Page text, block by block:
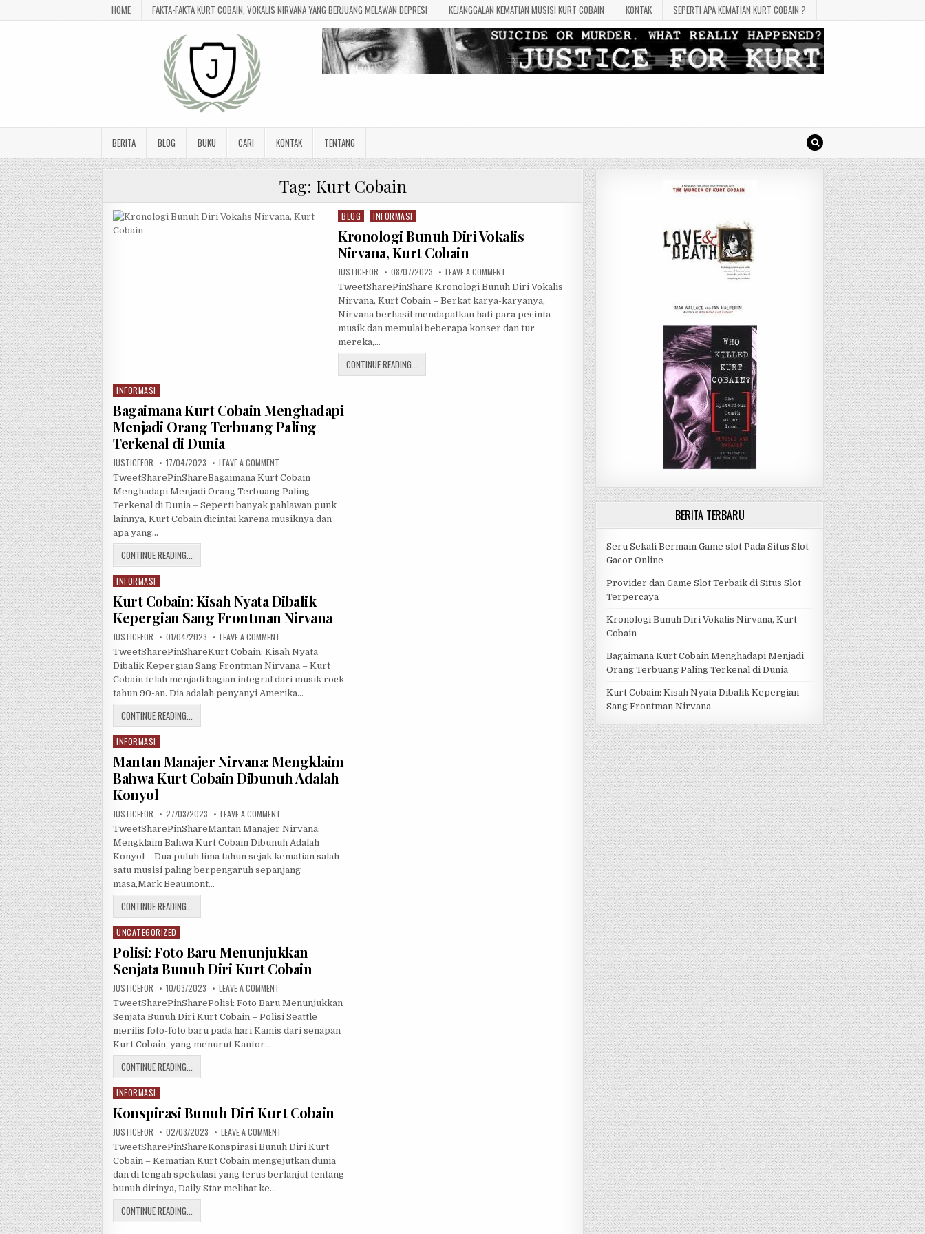
HOME FAKTA-FAKTA KURT COBAIN, VOKALIS NIRVANA YANG BERJUANG MELAWAN DEPRESI KEJANGGALAN KEMATIAN MUSISI KURT COBAIN KONTAK SEPERTI APA KEMATIAN KURT COBAIN ?
BERITA BLOG BUKU CARI KONTAK TENTANG
Tag: Kurt Cobain
P
o
s
t
e
d
i
n
BLOG INFORMASI
Kronologi Bunuh Diri Vokalis
Nirvana, Kurt Cobain
JUSTICEFOR 08/07/2023 LEAVE A COMMENT
TweetSharePinShare Kronologi Bunuh Diri Vokalis
Nirvana, Kurt Cobain – Berkat karya-karyanya,
Nirvana berhasil mendapatkan hati para pecinta
musik dan memulai beberapa konser dan tur
mereka,…
CONTINUE READING...
o
s
t
e
d
i
n
INFORMASI
Bagaimana Kurt Cobain Menghadapi
Menjadi Orang Terbuang Paling
Terkenal di Dunia
JUSTICEFOR 17/04/2023 LEAVE A COMMENT
TweetSharePinShareBagaimana Kurt Cobain
Menghadapi Menjadi Orang Terbuang Paling
Terkenal di Dunia – Seperti banyak pahlawan punk
lainnya, Kurt Cobain dicintai karena musiknya dan
apa yang…
CONTINUE READING...
o
s
t
e
d
i
n
INFORMASI
Kurt Cobain: Kisah Nyata Dibalik
Kepergian Sang Frontman Nirvana
JUSTICEFOR 01/04/2023 LEAVE A COMMENT
TweetSharePinShareKurt Cobain: Kisah Nyata
Dibalik Kepergian Sang Frontman Nirvana – Kurt
Cobain telah menjadi bagian integral dari musik rock
tahun 90-an. Dia adalah penyanyi Amerika…
CONTINUE READING...
o
s
t
e
d
i
n
INFORMASI
Mantan Manajer Nirvana: Mengklaim
Bahwa Kurt Cobain Dibunuh Adalah
Konyol
JUSTICEFOR 27/03/2023 LEAVE A COMMENT
TweetSharePinShareMantan Manajer Nirvana:
Mengklaim Bahwa Kurt Cobain Dibunuh Adalah
Konyol – Dua puluh lima tahun sejak kematian salah
satu musisi paling berpengaruh sepanjang
masa,Mark Beaumont…
CONTINUE READING...
P
o
s
t
e
d
i
n
UNCATEGORIZED
Polisi: Foto Baru Menunjukkan
Senjata Bunuh Diri Kurt Cobain
JUSTICEFOR 10/03/2023 LEAVE A COMMENT
TweetSharePinSharePolisi: Foto Baru Menunjukkan
Senjata Bunuh Diri Kurt Cobain – Polisi Seattle
merilis foto-foto baru pada hari Kamis dari senapan
Kurt Cobain, yang menurut Kantor…
CONTINUE READING...
o
s
t
e
d
i
n
INFORMASI
Konspirasi Bunuh Diri Kurt Cobain
JUSTICEFOR 02/03/2023 LEAVE A COMMENT
TweetSharePinShareKonspirasi Bunuh Diri Kurt
Cobain – Kematian Kurt Cobain mengejutkan dunia
dan di tengah spekulasi yang terus berlanjut tentang
bunuh dirinya, Daily Star melihat ke…
CONTINUE READING...
BERITA TERBARU
Seru Sekali Bermain Game slot Pada Situs Slot
Gacor Online
Provider dan Game Slot Terbaik di Situs Slot
Terpercaya
Kronologi Bunuh Diri Vokalis Nirvana, Kurt
Cobain
Bagaimana Kurt Cobain Menghadapi Menjadi
Orang Terbuang Paling Terkenal di Dunia
Kurt Cobain: Kisah Nyata Dibalik Kepergian
Sang Frontman Nirvana